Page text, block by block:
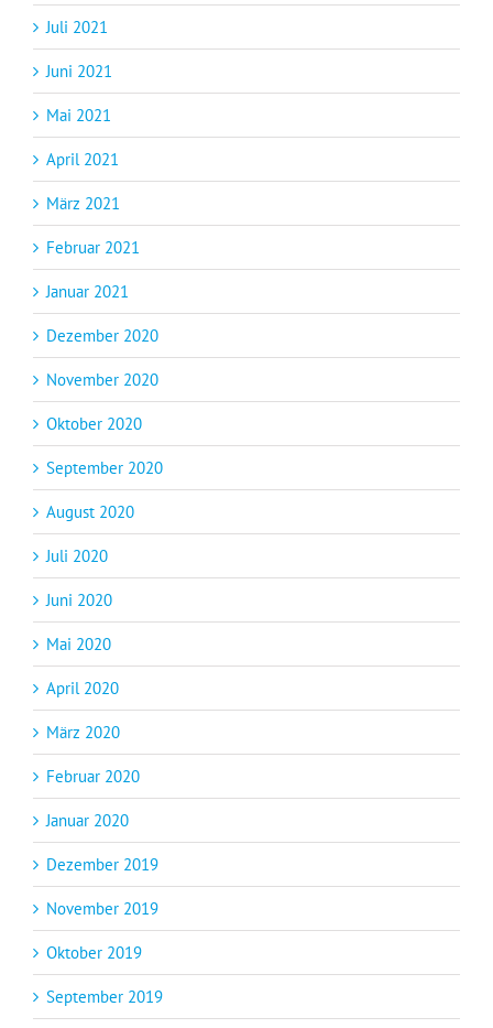
Juli 2021
Juni 2021
Mai 2021
April 2021
März 2021
Februar 2021
Januar 2021
Dezember 2020
November 2020
Oktober 2020
September 2020
August 2020
Juli 2020
Juni 2020
Mai 2020
April 2020
März 2020
Februar 2020
Januar 2020
Dezember 2019
November 2019
Oktober 2019
September 2019